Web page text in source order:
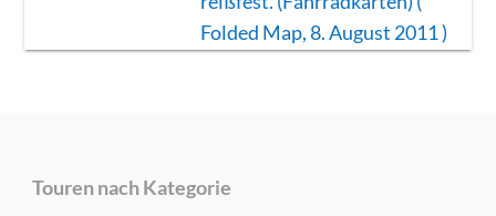
Folded Map, 8. August 2011 )
Touren nach Kategorie